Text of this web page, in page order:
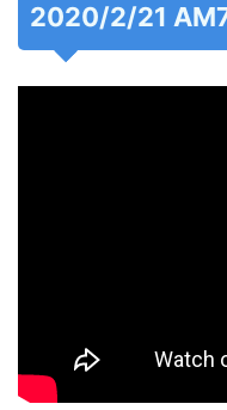
2020/2/21